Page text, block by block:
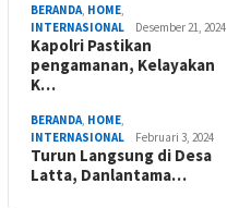
BERANDA, HOME,
INTERNASIONAL
Desember 21, 2024
Kapolri Pastikan
pengamanan, Kelayakan
K…
BERANDA, HOME,
INTERNASIONAL
Februari 3, 2024
Turun Langsung di Desa
Latta, Danlantama…